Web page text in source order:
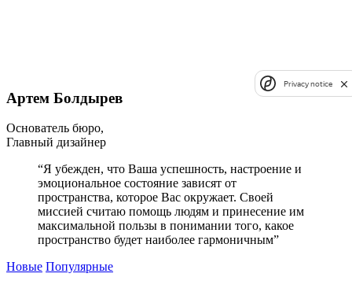
Артем Болдырев
Основатель бюро,
Главный дизайнер
“Я убежден, что Ваша успешность, настроение и
эмоциональное состояние зависят от
пространства, которое Вас окружает. Своей
миссией считаю помощь людям и принесение им
максимальной пользы в понимании того, какое
пространство будет наиболее гармоничным”
Новые Популярные
Privacy notice